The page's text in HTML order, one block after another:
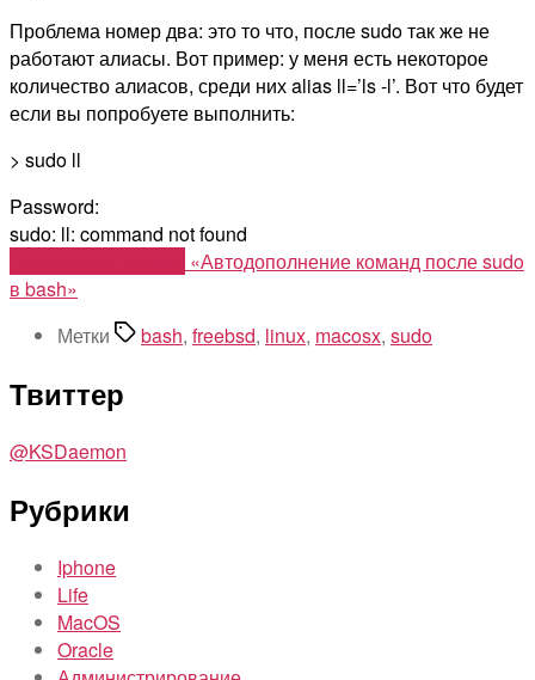
Проблема номер два: это то что, после sudo так же не
работают алиасы. Вот пример: у меня есть некоторое
количество алиасов, среди них alias ll=’ls -l’. Вот что будет
если вы попробуете выполнить:
> sudo ll
Password:
sudo: ll: command not found
«Автодополнение команд после sudo
в bash»
Метки
bash, freebsd, linux, macosx, sudo
Твиттер
@KSDaemon
Рубрики
Iphone
Life
MacOS
Oracle